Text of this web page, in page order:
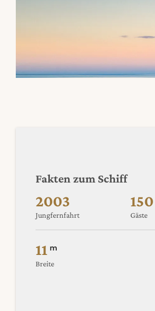
Fakten zum Schiff
Jungfernfahrt
2003
Gäste
150
Breite
11 m